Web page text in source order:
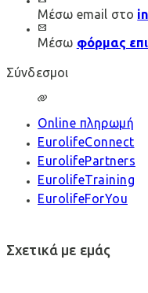
Μέσω email στο
Μέσω φόρμας
Σύνδεσμοι
Online πληρωμή
EurolifeConnect
EurolifePartners
EurolifeTraining
EurolifeForYou
Σχετικά με εμάς